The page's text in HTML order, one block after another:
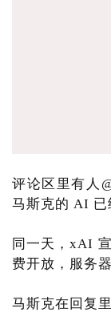
评论区里有人
马斯克的 AI 已
同一天，xAI
费开放，服务
马斯克在回复